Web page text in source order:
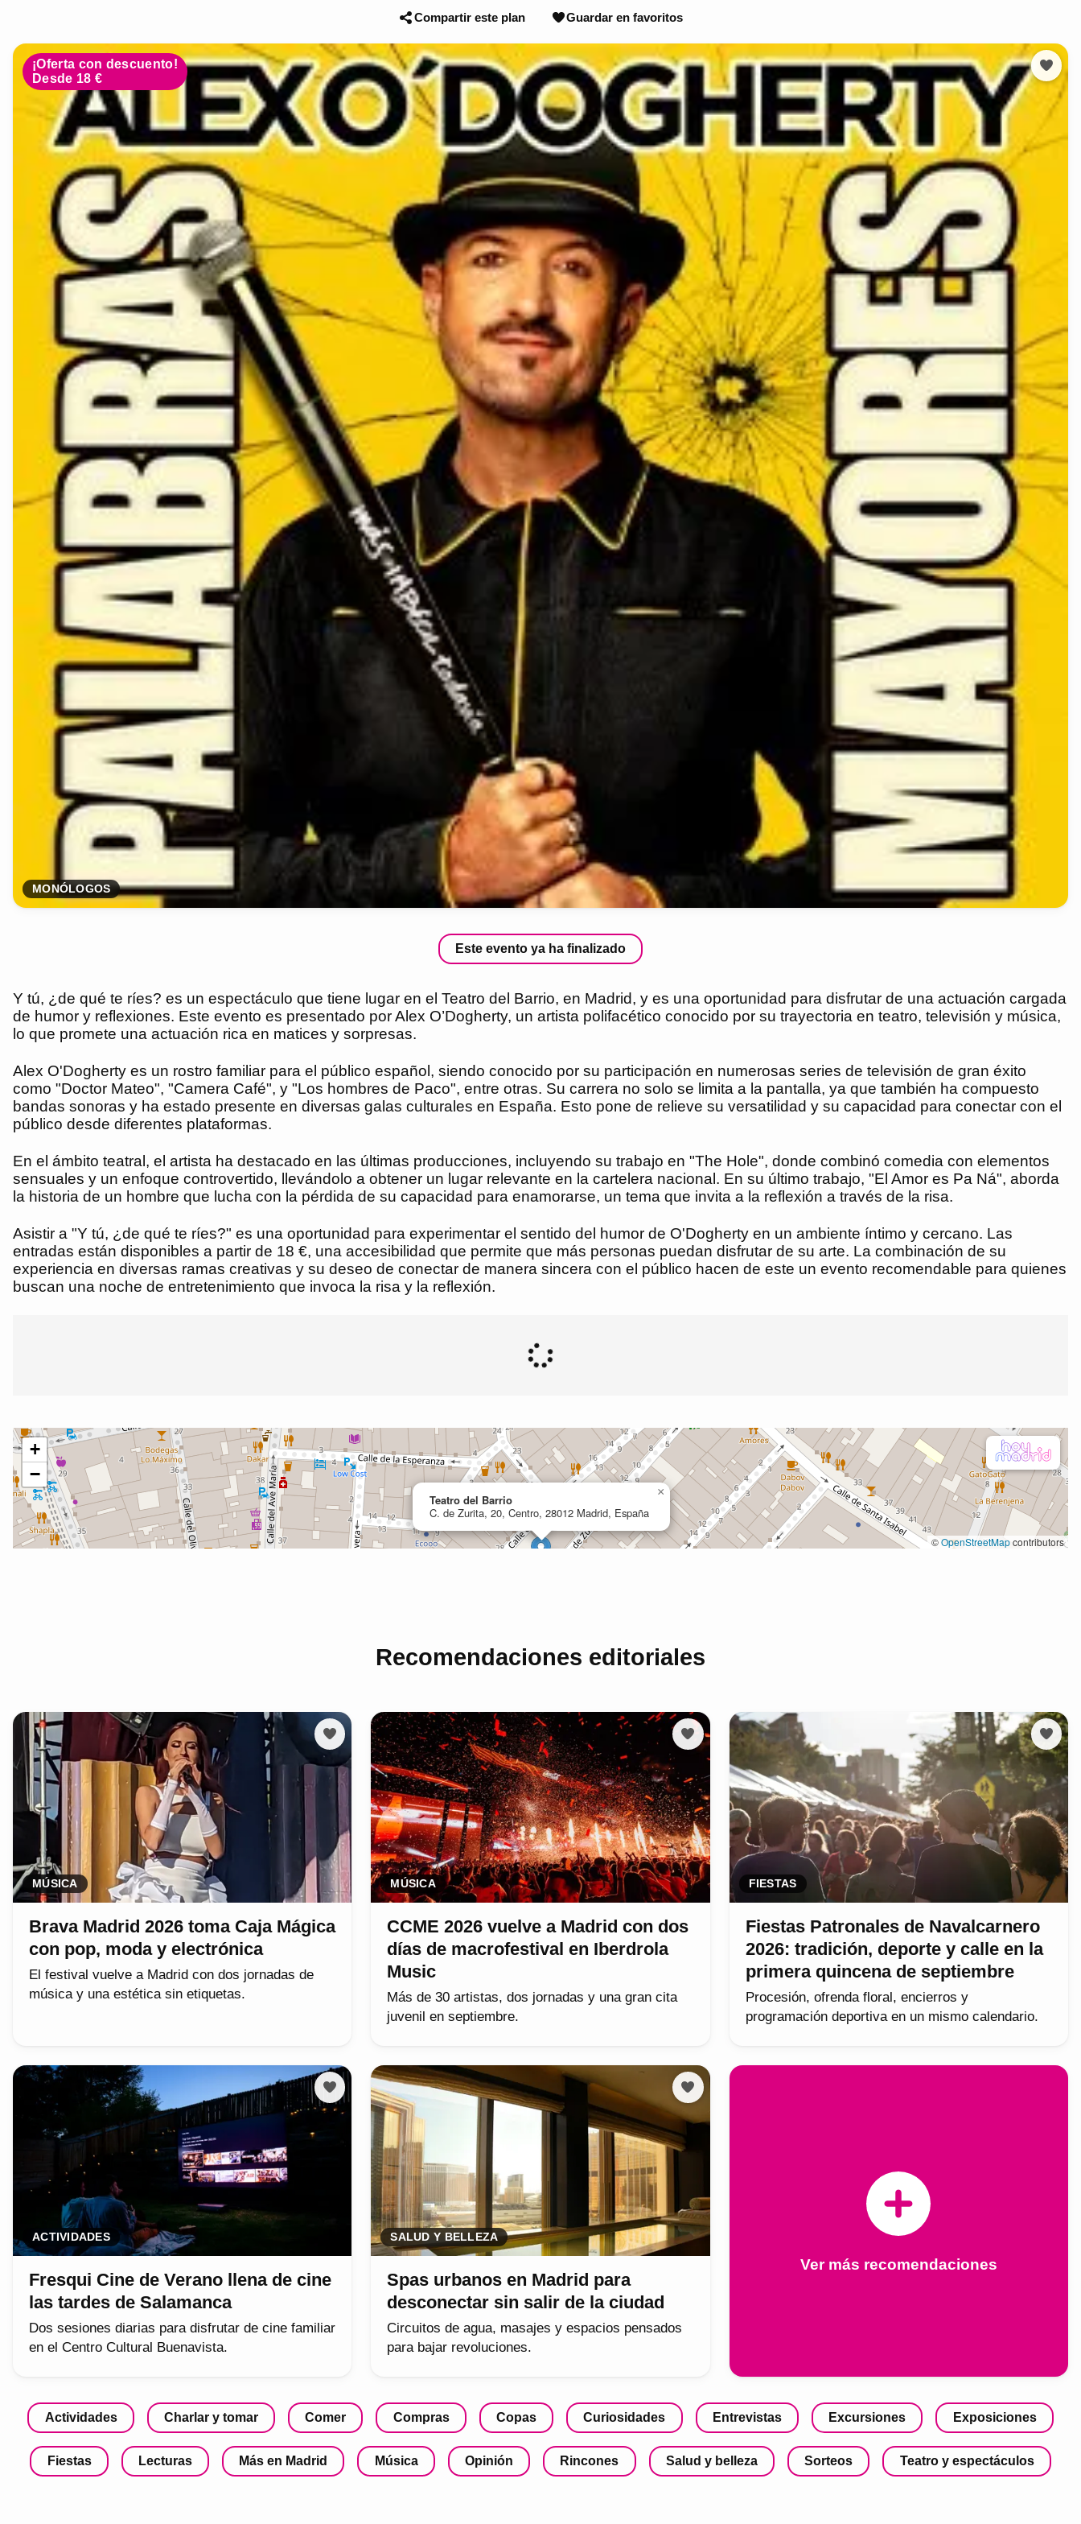
Compartir este plan Guardar en favoritos
¡Oferta con descuento!
Desde 18 €
MONÓLOGOS
Este evento ya ha finalizado
Y tú, ¿de qué te ríes? es un espectáculo que tiene lugar en el Teatro del Barrio, en Madrid, y es una oportunidad para disfrutar de una actuación cargada
de humor y reflexiones. Este evento es presentado por Alex O’Dogherty, un artista polifacético conocido por su trayectoria en teatro, televisión y música,
lo que promete una actuación rica en matices y sorpresas.
Alex O'Dogherty es un rostro familiar para el público español, siendo conocido por su participación en numerosas series de televisión de gran éxito
como "Doctor Mateo", "Camera Café", y "Los hombres de Paco", entre otras. Su carrera no solo se limita a la pantalla, ya que también ha compuesto
bandas sonoras y ha estado presente en diversas galas culturales en España. Esto pone de relieve su versatilidad y su capacidad para conectar con el
público desde diferentes plataformas.
En el ámbito teatral, el artista ha destacado en las últimas producciones, incluyendo su trabajo en "The Hole", donde combinó comedia con elementos
sensuales y un enfoque controvertido, llevándolo a obtener un lugar relevante en la cartelera nacional. En su último trabajo, "El Amor es Pa Ná", aborda
la historia de un hombre que lucha con la pérdida de su capacidad para enamorarse, un tema que invita a la reflexión a través de la risa.
Asistir a "Y tú, ¿de qué te ríes?" es una oportunidad para experimentar el sentido del humor de O'Dogherty en un ambiente íntimo y cercano. Las
entradas están disponibles a partir de 18 €, una accesibilidad que permite que más personas puedan disfrutar de su arte. La combinación de su
experiencia en diversas ramas creativas y su deseo de conectar de manera sincera con el público hacen de este un evento recomendable para quienes
buscan una noche de entretenimiento que invoca la risa y la reflexión.
Recomendaciones editoriales
MÚSICA
Brava Madrid 2026 toma Caja Mágica
con pop, moda y electrónica
El festival vuelve a Madrid con dos jornadas de
música y una estética sin etiquetas.
MÚSICA
CCME 2026 vuelve a Madrid con dos
días de macrofestival en Iberdrola
Music
Más de 30 artistas, dos jornadas y una gran cita
juvenil en septiembre.
FIESTAS
Fiestas Patronales de Navalcarnero
2026: tradición, deporte y calle en la
primera quincena de septiembre
Procesión, ofrenda floral, encierros y
programación deportiva en un mismo calendario.
ACTIVIDADES
Fresqui Cine de Verano llena de cine
las tardes de Salamanca
Dos sesiones diarias para disfrutar de cine familiar
en el Centro Cultural Buenavista.
SALUD Y BELLEZA
Spas urbanos en Madrid para
desconectar sin salir de la ciudad
Circuitos de agua, masajes y espacios pensados
para bajar revoluciones.
Ver más recomendaciones
Actividades Charlar y tomar Comer Compras Copas Curiosidades Entrevistas Excursiones Exposiciones
Fiestas Lecturas Más en Madrid Música Opinión Rincones Salud y belleza Sorteos Teatro y espectáculos